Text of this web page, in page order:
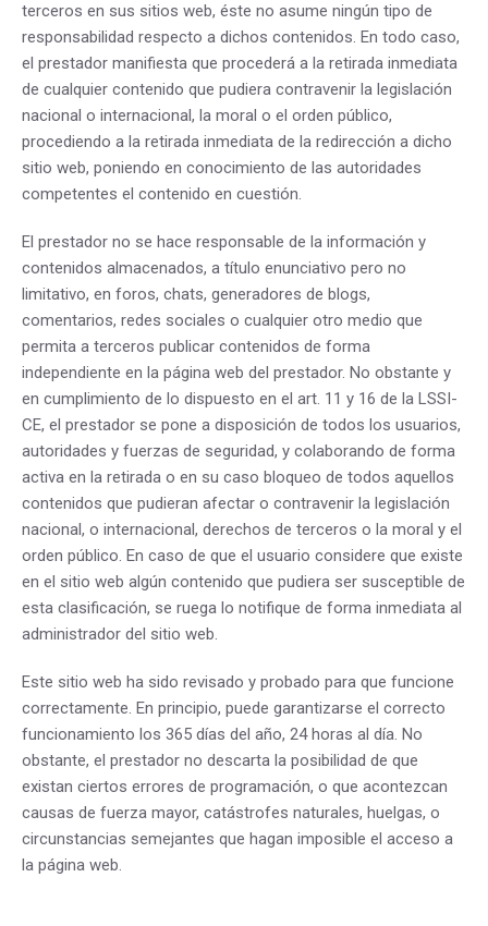
terceros en sus sitios web, éste no asume ningún tipo de
responsabilidad respecto a dichos contenidos. En todo caso,
el prestador manifiesta que procederá a la retirada inmediata
de cualquier contenido que pudiera contravenir la legislación
nacional o internacional, la moral o el orden público,
procediendo a la retirada inmediata de la redirección a dicho
sitio web, poniendo en conocimiento de las autoridades
competentes el contenido en cuestión.
El prestador no se hace responsable de la información y
contenidos almacenados, a título enunciativo pero no
limitativo, en foros, chats, generadores de blogs,
comentarios, redes sociales o cualquier otro medio que
permita a terceros publicar contenidos de forma
independiente en la página web del prestador. No obstante y
en cumplimiento de lo dispuesto en el art. 11 y 16 de la LSSI-
CE, el prestador se pone a disposición de todos los usuarios,
autoridades y fuerzas de seguridad, y colaborando de forma
activa en la retirada o en su caso bloqueo de todos aquellos
contenidos que pudieran afectar o contravenir la legislación
nacional, o internacional, derechos de terceros o la moral y el
orden público. En caso de que el usuario considere que existe
en el sitio web algún contenido que pudiera ser susceptible de
esta clasificación, se ruega lo notifique de forma inmediata al
administrador del sitio web.
Este sitio web ha sido revisado y probado para que funcione
correctamente. En principio, puede garantizarse el correcto
funcionamiento los 365 días del año, 24 horas al día. No
obstante, el prestador no descarta la posibilidad de que
existan ciertos errores de programación, o que acontezcan
causas de fuerza mayor, catástrofes naturales, huelgas, o
circunstancias semejantes que hagan imposible el acceso a
la página web.